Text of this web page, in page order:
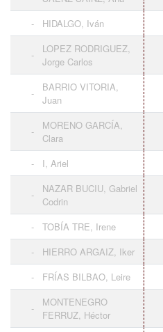
-
HIDALGO, Iván
-
LOPEZ RODRIGUEZ,
Jorge Carlos
-
BARRIO VITORIA,
Juan
-
MORENO GARCÍA,
Clara
- I, Ariel
-
NAZAR BUCIU, Gabriel
Codrin
- TOBÍA TRE, Irene
-
HIERRO ARGAIZ, Iker
-
FRÍAS BILBAO, Leire
-
MONTENEGRO
FERRUZ, Héctor